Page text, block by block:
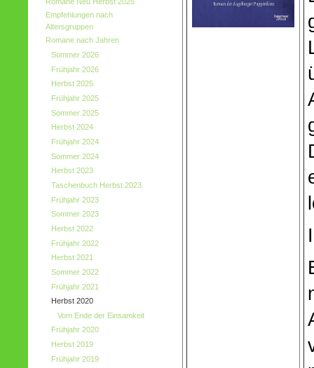
Empfehlungen nach
Altersgruppen
Romane nach Jahren
Sommer 2026
Frühjahr 2026
Herbst 2025
Frühjahr 2025
Sommer 2025
Herbst 2024
Frühjahr 2024
Sommer 2024
Herbst 2023
Taschenbuch Herbst 2023
Frühjahr 2023
Sommer 2023
Herbst 2022
Frühjahr 2022
Herbst 2021
Sommer 2022
Frühjahr 2021
Herbst 2020
Vom Ende der Einsamkeit
Frühjahr 2020
Herbst 2019
Frühjahr 2019